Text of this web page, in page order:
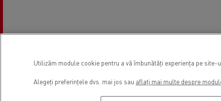
Utilizăm module cookie pentru a vă îmbunătăți experiența pe
Alegeți preferințele dvs. mai jos sau aflați mai multe despre